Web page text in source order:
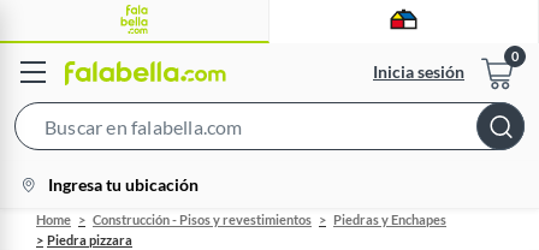
Inicia sesión
Bar
location-
icon
Ingresa tu ubicación
Home Construcción - Pisos y revestimientos
Piedras y Enchapes
Piedra pizzara